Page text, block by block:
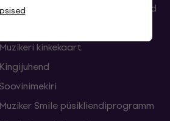
KKK - Korduma kippuvad küsimused
Muzikeri kinkekaart
Kingijuhend
Muziker Smile püsikliendiprogramm